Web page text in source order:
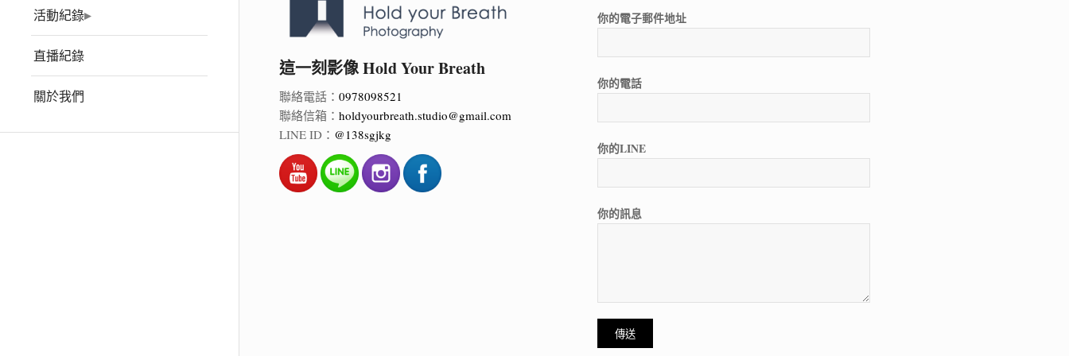
活動紀錄
直播紀錄
關於我們
這一刻影像 Hold Your Breath
聯絡電話： 0978098521
聯絡信箱： holdyourbreath.studio@gmail.com
LINE ID： @138sgjkg
你的電子郵件地址
你的電話
你的LINE
你的訊息